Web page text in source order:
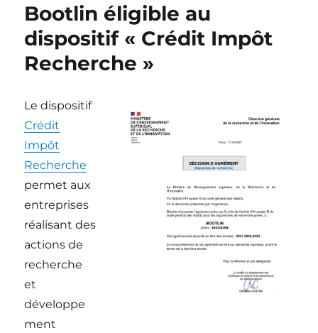
certificat
pour
formations
Bootlin éligible au
dispositif « Crédit Impôt
Recherche »
Le dispositif
Crédit
Impôt
Recherche
permet aux
entreprises
réalisant des
actions de
recherche
et
développe
ment